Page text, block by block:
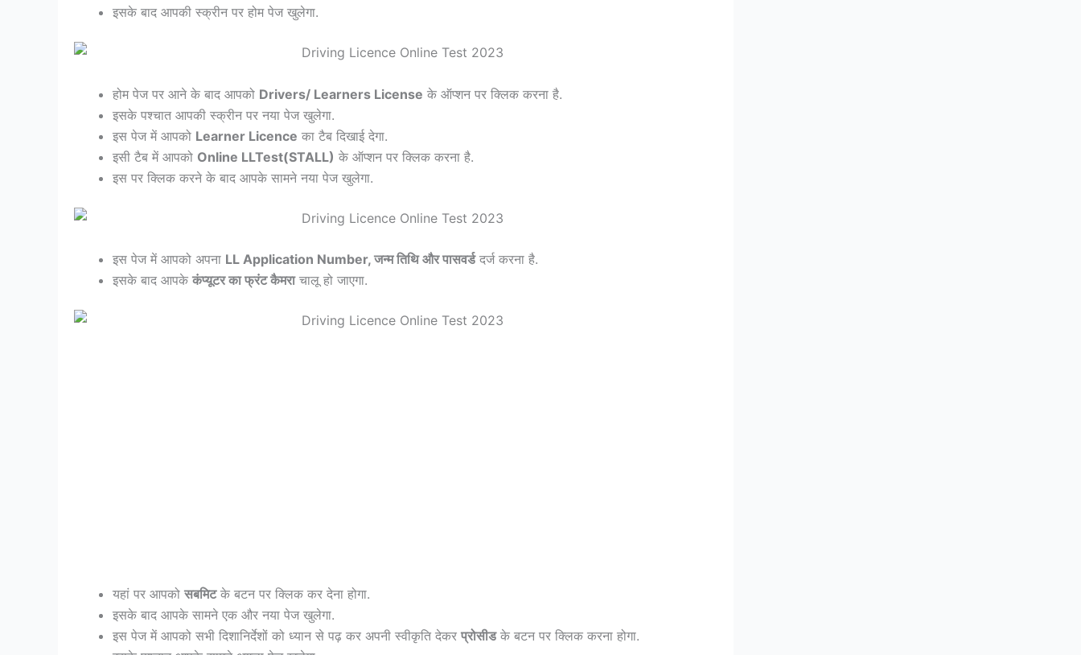
इसके बाद आपकी स्क्रीन पर होम पेज खुलेगा.
होम पेज पर आने के बाद आपको Drivers/ Learners License के ऑप्शन पर क्लिक करना है.
इसके पश्चात आपकी स्क्रीन पर नया पेज खुलेगा.
इस पेज में आपको Learner Licence का टैब दिखाई देगा.
इसी टैब में आपको Online LLTest(STALL) के ऑप्शन पर क्लिक करना है.
इस पर क्लिक करने के बाद आपके सामने नया पेज खुलेगा.
इस पेज में आपको अपना LL Application Number, जन्म तिथि और पासवर्डदर्ज करना है.
इसके बाद आपके कंप्यूटर का फ्रंट कैमराचालू हो जाएगा.
यहां पर आपको सबमिटके बटन पर क्लिक कर देना होगा.
इसके बाद आपके सामने एक और नया पेज खुलेगा.
इस पेज में आपको सभी दिशानिर्देशों को ध्यान से पढ़ कर अपनी स्वीकृति देकर प्रोसीडके बटन पर क्लिक करना होगा.